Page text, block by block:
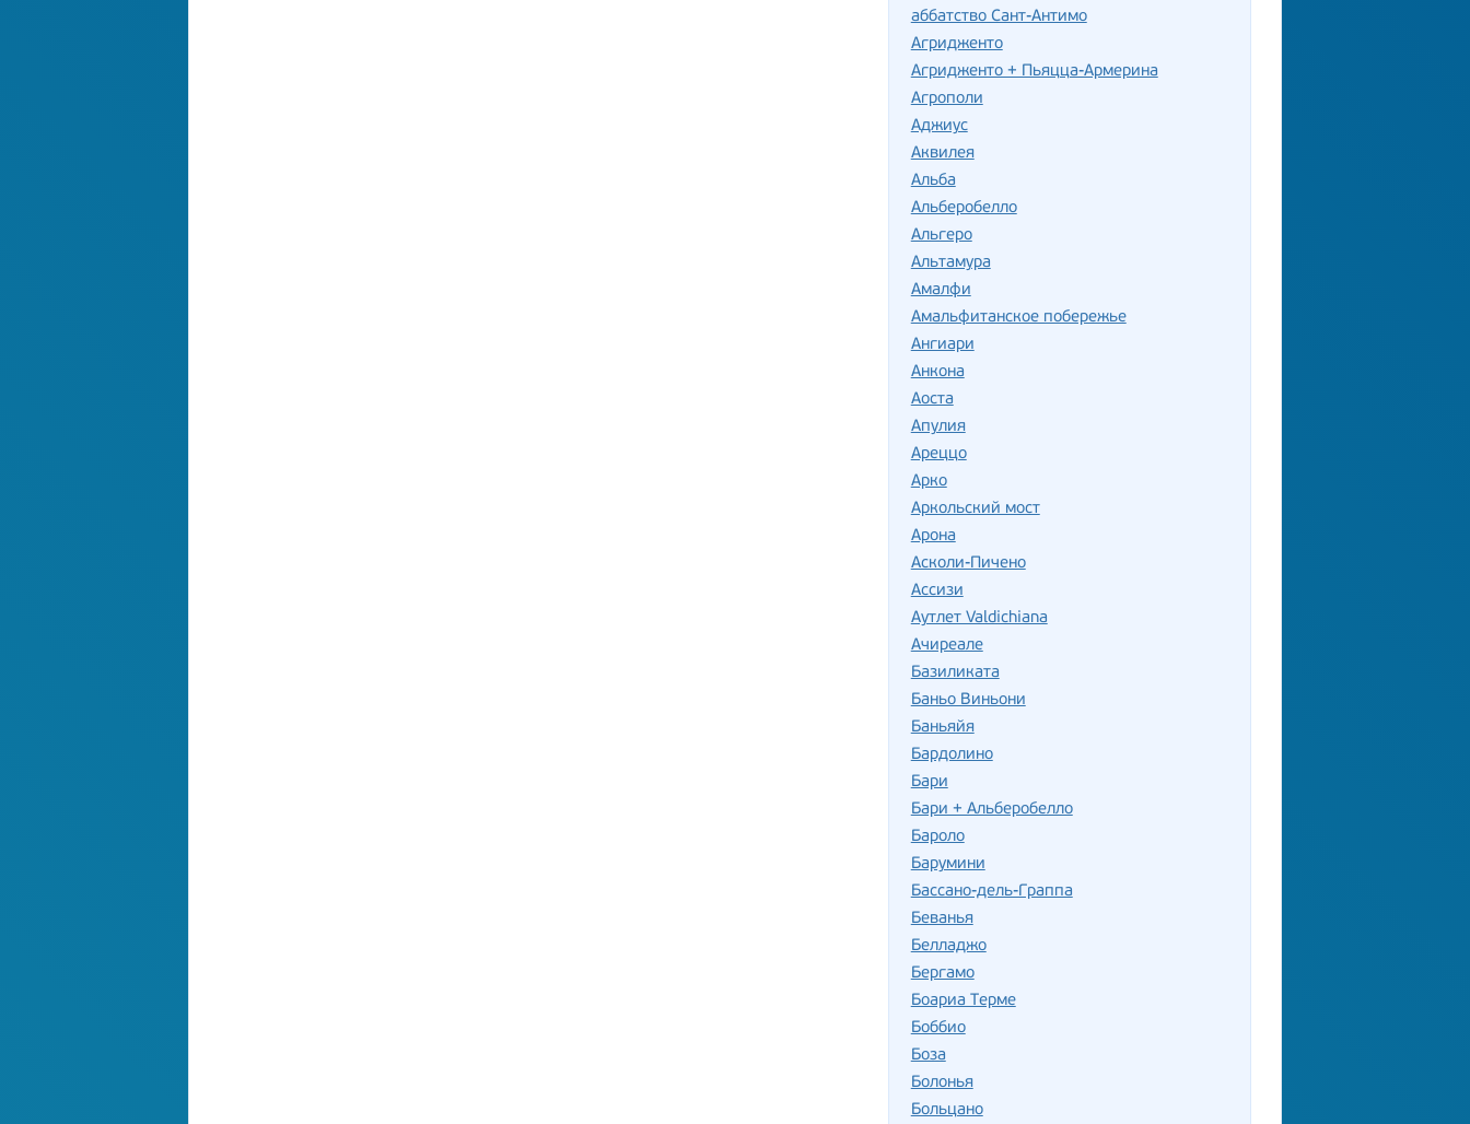
аббатство Сант-Антимо
Агридженто
Агридженто + Пьяцца-Армерина
Агрополи
Аджиус
Аквилея
Альба
Альберобелло
Альгеро
Альтамура
Амалфи
Амальфитанское побережье
Ангиари
Анкона
Аоста
Апулия
Ареццо
Арко
Аркольский мост
Арона
Асколи-Пичено
Ассизи
Аутлет Valdichiana
Ачиреале
Базиликата
Баньо Виньони
Баньяйя
Бардолино
Бари
Бари + Альберобелло
Бароло
Барумини
Бассано-дель-Граппа
Беванья
Белладжо
Бергамо
Боариа Терме
Боббио
Боза
Болонья
Больцано